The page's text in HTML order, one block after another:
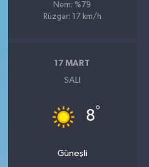
Nem: %79
Rüzgar: 17 km/h
17 MART
SALI
8°
Güneşli